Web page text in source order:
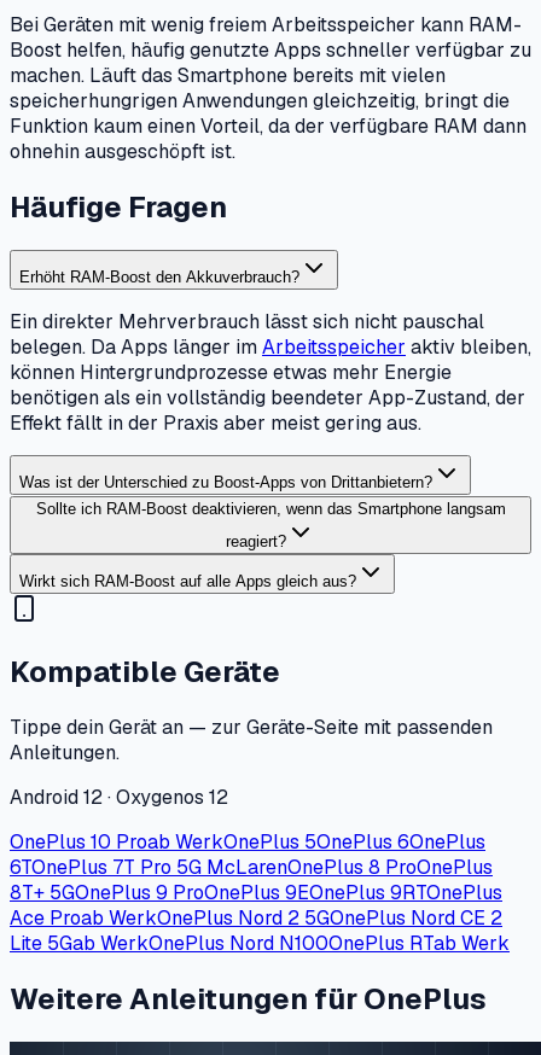
Bei Geräten mit wenig freiem Arbeitsspeicher kann RAM-
Boost helfen, häufig genutzte Apps schneller verfügbar zu
machen. Läuft das Smartphone bereits mit vielen
speicherhungrigen Anwendungen gleichzeitig, bringt die
Funktion kaum einen Vorteil, da der verfügbare RAM dann
ohnehin ausgeschöpft ist.
Häufige Fragen
Erhöht RAM-Boost den Akkuverbrauch?
Ein direkter Mehrverbrauch lässt sich nicht pauschal
belegen. Da Apps länger imArbeitsspeicher aktiv bleiben,
können Hintergrundprozesse etwas mehr Energie
benötigen als ein vollständig beendeter App-Zustand, der
Effekt fällt in der Praxis aber meist gering aus.
Was ist der Unterschied zu Boost-Apps von Drittanbietern?
Sollte ich RAM-Boost deaktivieren, wenn das Smartphone langsam
reagiert?
Wirkt sich RAM-Boost auf alle Apps gleich aus?
Kompatible Geräte
Tippe dein Gerät an — zur Geräte-Seite mit passenden
Anleitungen.
Android 12 · Oxygenos 12
OnePlus 10 Proab WerkOnePlus 5OnePlus 6OnePlus
6TOnePlus 7T Pro 5G McLarenOnePlus 8 ProOnePlus
8T+ 5GOnePlus 9 ProOnePlus 9EOnePlus 9RTOnePlus
Ace Proab WerkOnePlus Nord 2 5GOnePlus Nord CE 2
Lite 5Gab WerkOnePlus Nord N100OnePlus RTab Werk
Weitere Anleitungen für OnePlus